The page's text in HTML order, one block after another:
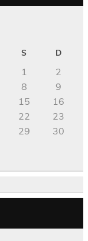
S D
1
2
8
9
15
16
22
23
29
30